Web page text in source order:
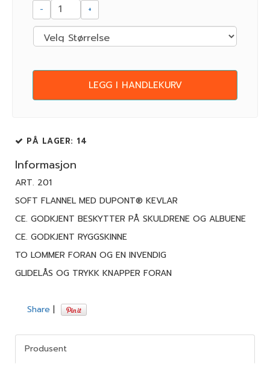
- +
LEGG I HANDLEKURV
PÅ LAGER: 14
Informasjon
ART. 201
SOFT FLANNEL MED DUPONT® KEVLAR
CE. GODKJENT BESKYTTER PÅ SKULDRENE OG ALBUENE
CE. GODKJENT RYGGSKINNE
TO LOMMER FORAN OG EN INVENDIG
GLIDELÅS OG TRYKK KNAPPER FORAN
Share |
Produsent